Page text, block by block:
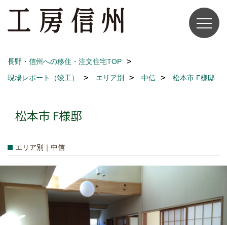
長野・信州への移住・注文住宅TOP
現場レポート（竣工）
エリア別 中信 松本市 F様邸
松本市 F様邸
エリア別｜中信